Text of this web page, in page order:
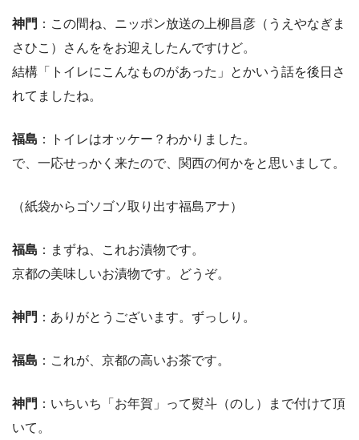
神門 ：この間ね、ニッポン放送の上柳昌彦（うえやなぎま
さひこ）さんををお迎えしたんですけど。
結構「トイレにこんなものがあった」とかいう話を後日さ
れてましたね。
福島 ：トイレはオッケー？わかりました。
で、一応せっかく来たので、関西の何かをと思いまして。
（紙袋からゴソゴソ取り出す福島アナ）
福島 ：まずね、これお漬物です。
京都の美味しいお漬物です。どうぞ。
神門 ：ありがとうございます。ずっしり。
福島 ：これが、京都の高いお茶です。
神門 ：いちいち「お年賀」って熨斗（のし）まで付けて頂
いて。